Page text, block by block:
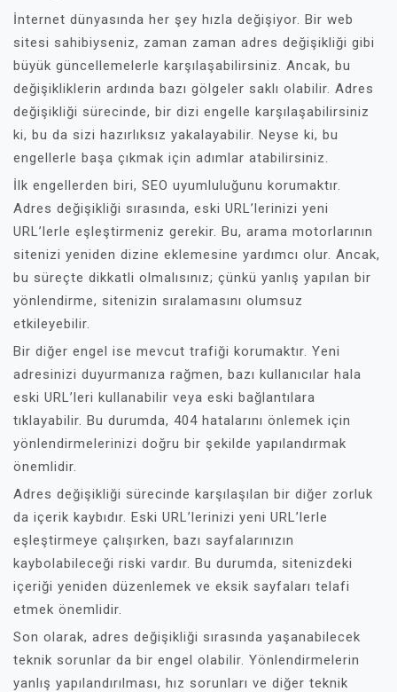
İnternet dünyasında her şey hızla değişiyor. Bir web
sitesi sahibiyseniz, zaman zaman adres değişikliği gibi
büyük güncellemelerle karşılaşabilirsiniz. Ancak, bu
değişikliklerin ardında bazı gölgeler saklı olabilir. Adres
değişikliği sürecinde, bir dizi engelle karşılaşabilirsiniz
ki, bu da sizi hazırlıksız yakalayabilir. Neyse ki, bu
engellerle başa çıkmak için adımlar atabilirsiniz.
İlk engellerden biri, SEO uyumluluğunu korumaktır.
Adres değişikliği sırasında, eski URL’lerinizi yeni
URL’lerle eşleştirmeniz gerekir. Bu, arama motorlarının
sitenizi yeniden dizine eklemesine yardımcı olur. Ancak,
bu süreçte dikkatli olmalısınız; çünkü yanlış yapılan bir
yönlendirme, sitenizin sıralamasını olumsuz
etkileyebilir.
Bir diğer engel ise mevcut trafiği korumaktır. Yeni
adresinizi duyurmanıza rağmen, bazı kullanıcılar hala
eski URL’leri kullanabilir veya eski bağlantılara
tıklayabilir. Bu durumda, 404 hatalarını önlemek için
yönlendirmelerinizi doğru bir şekilde yapılandırmak
önemlidir.
Adres değişikliği sürecinde karşılaşılan bir diğer zorluk
da içerik kaybıdır. Eski URL’lerinizi yeni URL’lerle
eşleştirmeye çalışırken, bazı sayfalarınızın
kaybolabileceği riski vardır. Bu durumda, sitenizdeki
içeriği yeniden düzenlemek ve eksik sayfaları telafi
etmek önemlidir.
Son olarak, adres değişikliği sırasında yaşanabilecek
teknik sorunlar da bir engel olabilir. Yönlendirmelerin
yanlış yapılandırılması, hız sorunları ve diğer teknik